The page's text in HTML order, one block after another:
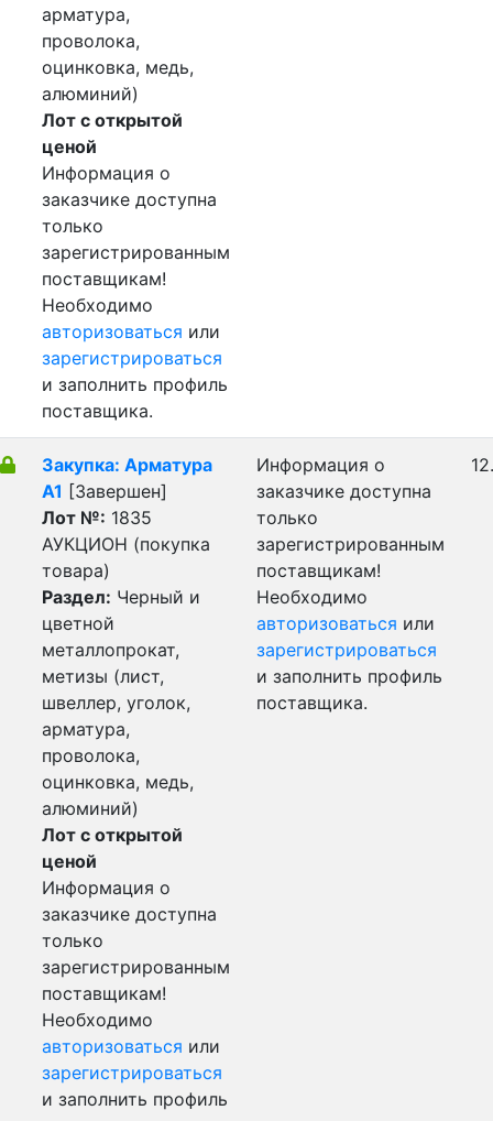
арматура,
проволока,
оцинковка, медь,
алюминий)
Лот с открытой
ценой
Информация о
заказчике доступна
только
зарегистрированным
поставщикам!
Необходимо
авторизоваться или
зарегистрироваться
и заполнить профиль
поставщика.
Закупка: Арматура
А1 [Завершен]
Лот №: 1835
АУКЦИОН (покупка
товара)
Раздел: Черный и
цветной
металлопрокат,
метизы (лист,
швеллер, уголок,
арматура,
проволока,
оцинковка, медь,
алюминий)
Лот с открытой
ценой
Информация о
заказчике доступна
только
зарегистрированным
поставщикам!
Необходимо
авторизоваться или
зарегистрироваться
и заполнить профиль
Информация о
заказчике доступна
только
зарегистрированным
поставщикам!
Необходимо
авторизоваться или
зарегистрироваться
и заполнить профиль
поставщика.